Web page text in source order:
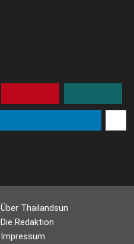
Über Thailandsun
Die Redaktion
Impressum